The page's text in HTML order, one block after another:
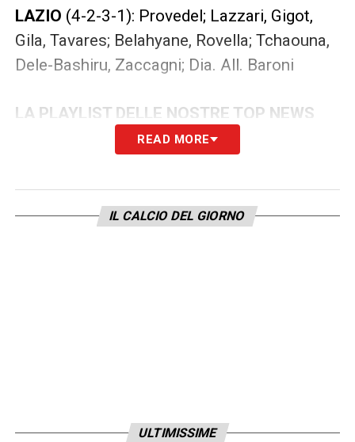
LAZIO (4-2-3-1): Provedel; Lazzari, Gigot,
Gila, Tavares; Belahyane, Rovella; Tchaouna,
Dele-Bashiru, Zaccagni; Dia. All. Baroni
LA PLAYLIST DELLE NOSTRE TOP NEWS
READ MORE
IL CALCIO DEL GIORNO
ULTIMISSIME